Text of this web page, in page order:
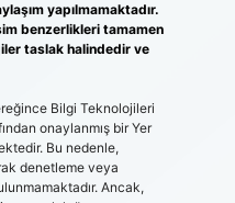
yapılmamaktadır.
benzerlikleri tamamen
taslak halindedir ve
Bilgi Teknolojileri
onaylanmış bir Yer
Bu nedenle,
denetleme veya
Ancak,